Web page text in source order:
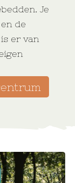
Je
de
er van